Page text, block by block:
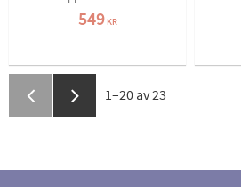
549KR
1–20 av23